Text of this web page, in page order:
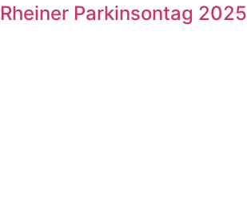
Rheiner Parkinsontag 2025